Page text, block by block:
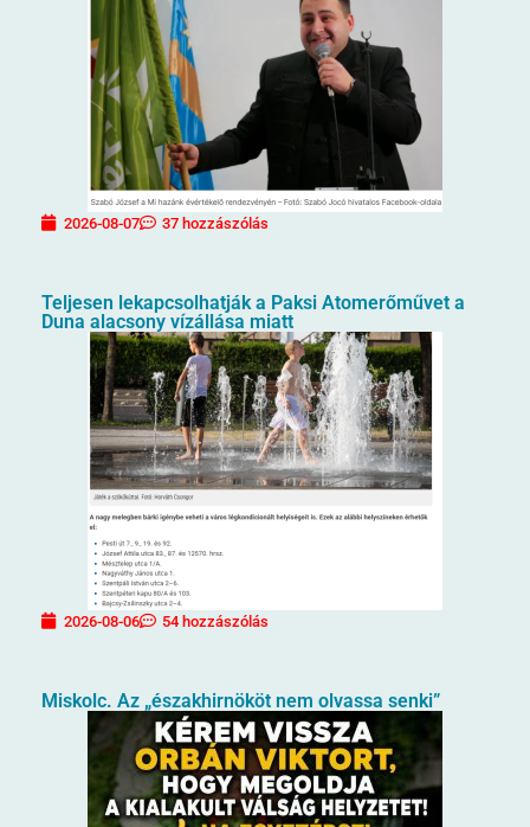
2026-08-07 37 hozzászólás
Teljesen lekapcsolhatják a Paksi Atomerőművet a
Duna alacsony vízállása miatt
2026-08-06 54 hozzászólás
Miskolc. Az „északhirnököt nem olvassa senki”